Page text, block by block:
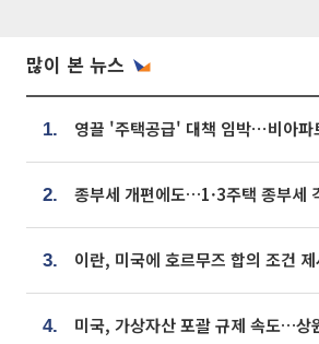
많이 본 뉴스
1.
2.
3.
4.